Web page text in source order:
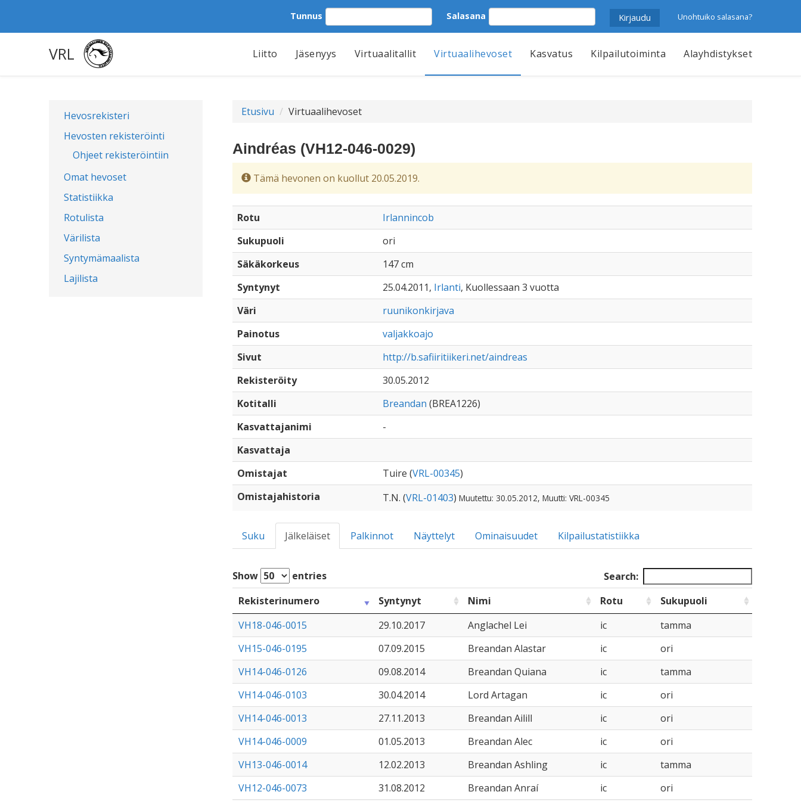
Tunnus Salasana Unohtuiko salasana?
VRL Liitto Jäsenyys Virtuaalitallit Virtuaalihevoset Kasvatus Kilpailutoiminta Alayhdistykset
Hevosrekisteri
Hevosten rekisteröinti
Ohjeet rekisteröintiin
Omat hevoset
Statistiikka
Rotulista
Värilista
Syntymämaalista
Lajilista
Etusivu Virtuaalihevoset
Aindréas (VH12-046-0029)
Tämä hevonen on kuollut 20.05.2019.
Rotu
Irlannincob
Sukupuoli
ori
Säkäkorkeus
147 cm
Syntynyt
25.04.2011, Irlanti, Kuollessaan 3 vuotta
Väri
ruunikonkirjava
Painotus
valjakkoajo
Sivut
http://b.safiiritiikeri.net/aindreas
Rekisteröity
30.05.2012
Kotitalli
Breandan (BREA1226)
Kasvattajanimi
-
Kasvattaja
Omistajat
Tuire (VRL-00345)
Omistajahistoria
T.N. (VRL-01403) Muutettu: 30.05.2012, Muutti: VRL-00345
Suku Jälkeläiset Palkinnot Näyttelyt Ominaisuudet Kilpailustatistiikka
Show entries
Search:
Rekisterinumero
Syntynyt Nimi Rotu
Sukupuoli
VH18-046-0015
29.10.2017 Anglachel Lei ic
tamma
VH15-046-0195
07.09.2015 Breandan Alastar ic
ori
VH14-046-0126
09.08.2014 Breandan Quiana ic
tamma
VH14-046-0103
30.04.2014 Lord Artagan ic
ori
VH14-046-0013
27.11.2013 Breandan Ailill ic
ori
VH14-046-0009
01.05.2013 Breandan Alec ic
ori
VH13-046-0014
12.02.2013 Breandan Ashling ic
tamma
VH12-046-0073
31.08.2012 Breandan Anraí ic ori